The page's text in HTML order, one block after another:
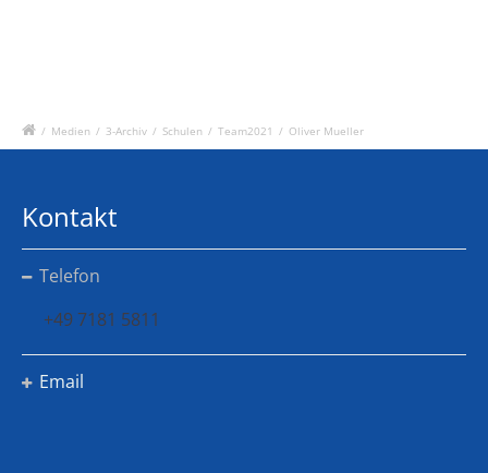
/ Medien / 3-Archiv / Schulen / Team2021 / Oliver Mueller
Kontakt
Telefon
+49 7181 5811
Email